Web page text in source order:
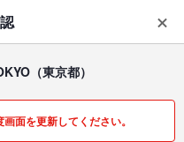
円分ポイントもらえる
ダウンロード アプリで開く
マイメニュー
（東京都）
面を更新してください。